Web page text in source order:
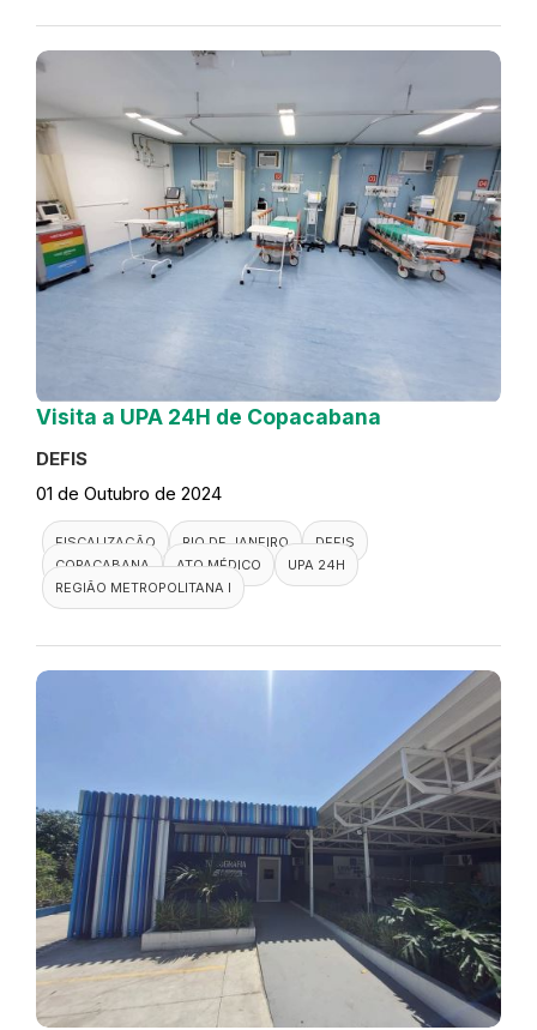
Visita a UPA 24H de Copacabana
DEFIS
01 de Outubro de 2024
FISCALIZAÇÃO RIO DE JANEIRO
DEFIS
COPACABANA
ATO MÉDICO
UPA 24H
REGIÃO METROPOLITANA I